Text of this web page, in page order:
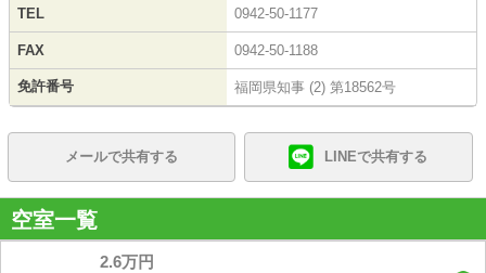
TEL 0942-50-1177
FAX 0942-50-1188
免許番号 福岡県知事 (2) 第18562号
メールで共有する LINEで共有する
空室一覧
2.6万円